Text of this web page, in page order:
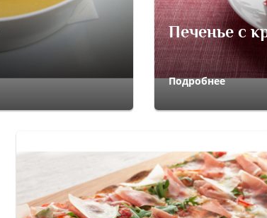
Печенье с
Подробнее